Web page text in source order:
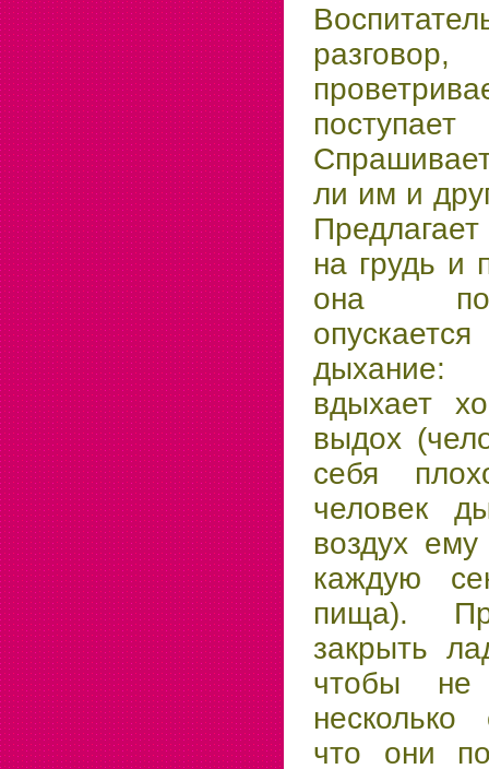
ли им и
на грудь и
она
дыхание:
вдыхает
выдох
себя
человек
воздух
каждую
пища).
закрыть
чтобы не
несколько
что они